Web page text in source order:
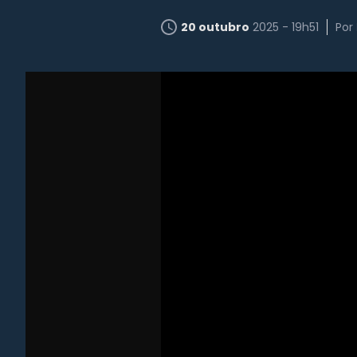
20 outubro 2025 - 19h51 Por